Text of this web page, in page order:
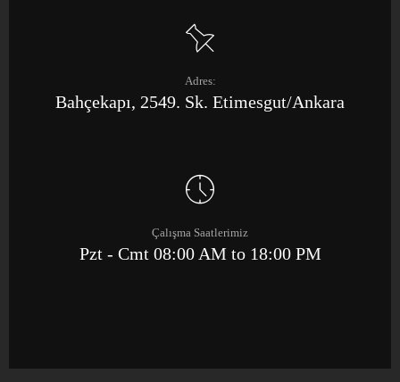
Adres:
Bahçekapı, 2549. Sk. Etimesgut/Ankara
Çalışma Saatlerimiz
Pzt - Cmt 08:00 AM to 18:00 PM